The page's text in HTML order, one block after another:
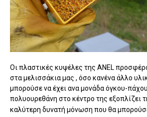
Οι πλαστικές κυψέλες της ANEL
στα μελισσάκια μας , όσο κανένα άλλο
μπορούσε να έχει ανα μονάδα όγκου-
πολυουρεθάνη στο κέντρο της εξοπλίζει
καλύτερη δυνατή μόνωση που θα